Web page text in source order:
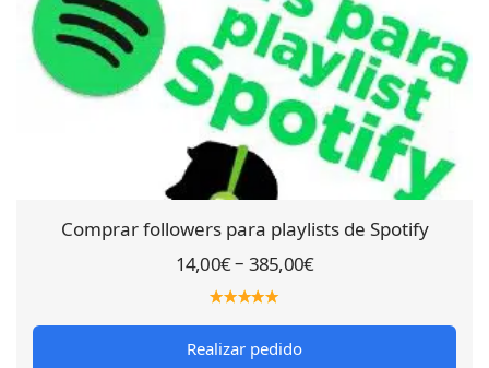
Comprar followers para playlists de Spotify
14,00€– 385,00€
Realizar pedido